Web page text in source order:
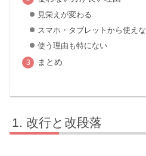
見栄えが変わる
スマホ・タブレットから使え
使う理由も特にない
まとめ
改行と改段落